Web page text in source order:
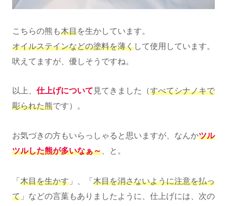
こちらの熊も木目を生かしています。
オイルステインなどの塗料を薄くして使用しています。
吠えてますが、優しそうですね。
以上、 仕上げについて 見てきました（すべてシナノキで
彫られた熊です）。
お気づきの方もいらっしゃると思いますが、なんかツル
ツルした熊が多いなぁ～ 、と。
「 木目を生かす 」、「 木目を消さないように注意を払っ
て 」などの言葉もありましたように、仕上げには、次の